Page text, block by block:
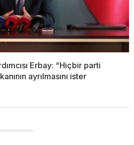
Erbay: “Hiçbir parti
ayrılmasını ister